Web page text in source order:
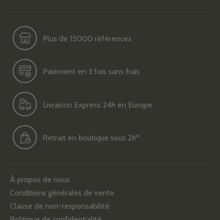
Plus de 15000 références
Paiement en 3 fois sans frais
Livraison Express 24h en Europe
Retrait en boutique sous 2h*
À propos de nous
Conditions générales de vente
Clause de non-responsabilité